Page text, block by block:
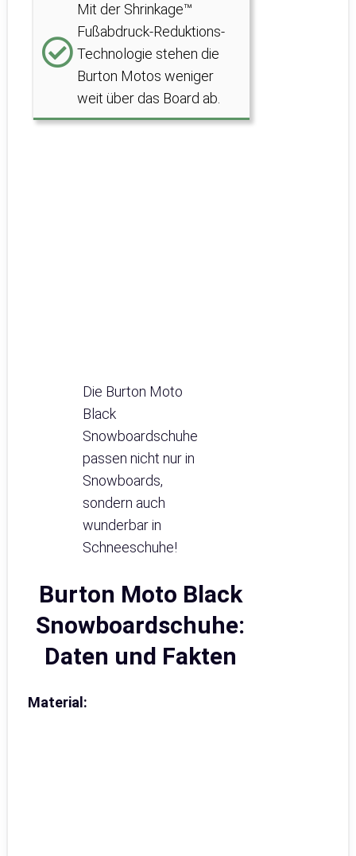
Mit der Shrinkage™
Fußabdruck-Reduktions-
Technologie stehen die
Burton Motos weniger
weit über das Board ab.
Die Burton Moto
Black
Snowboardschuhe
passen nicht nur in
Snowboards,
sondern auch
wunderbar in
Schneeschuhe!
Burton Moto Black
Snowboardschuhe:
Daten und Fakten
Material: